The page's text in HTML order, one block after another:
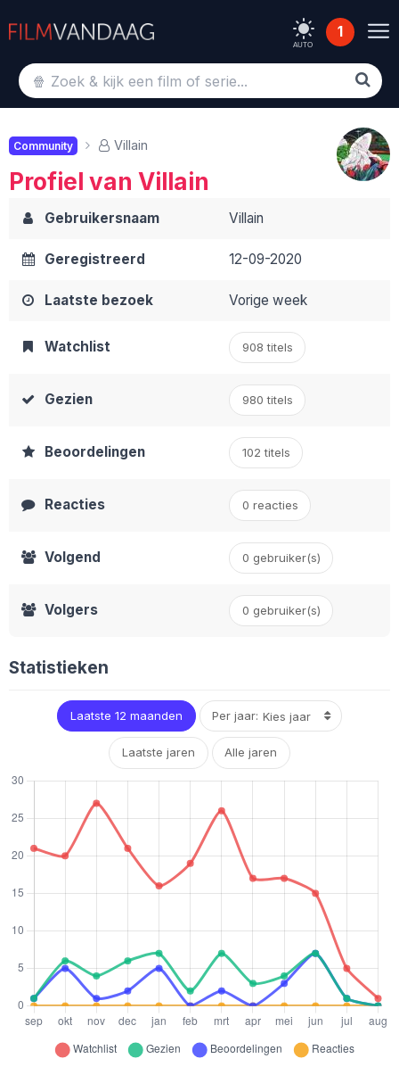
AUTO
1
Community Villain
Profiel van Villain
Gebruikersnaam Villain
Geregistreerd 12-09-2020
Laatste bezoek Vorige week
Watchlist 908 titels
Gezien 980 titels
Beoordelingen 102 titels
Reacties 0 reacties
Volgend 0 gebruiker(s)
Volgers 0 gebruiker(s)
Statistieken
Laatste 12 maanden Per jaar:
Laatste jaren Alle jaren